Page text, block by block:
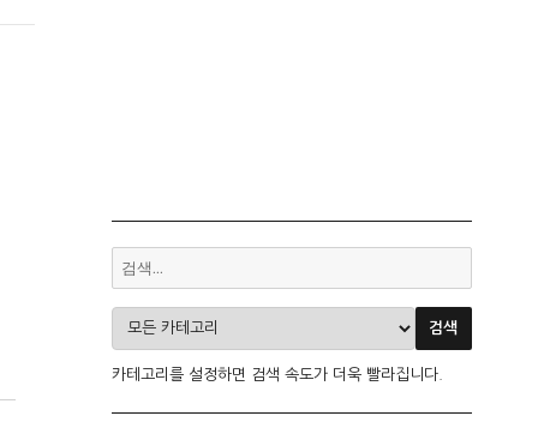
카테고리를 설정하면 검색 속도가 더욱 빨라집니다.